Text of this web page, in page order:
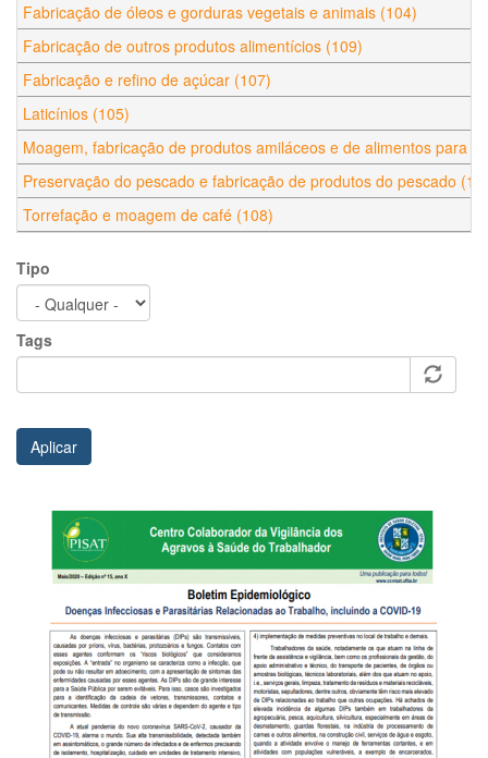
Fabricação de óleos e gorduras vegetais e animais (104)
Fabricação de outros produtos alimentícios (109)
Fabricação e refino de açúcar (107)
Laticínios (105)
Moagem, fabricação de produtos amiláceos e de alimentos para
Preservação do pescado e fabricação de produtos do pescado
Torrefação e moagem de café (108)
Tipo
Tags
Aplicar